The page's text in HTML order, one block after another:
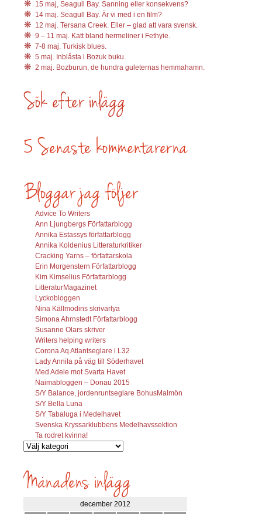
15 maj, Seagull Bay. Sanning eller konsekvens?
14 maj. Seagull Bay. Är vi med i en film?
12 maj. Tersana Creek. Eller – glad att vara svensk.
9 – 11 maj. Katt bland hermeliner i Fethyie.
7-8 maj. Turkisk blues.
5 maj. Inblåsta i Bozuk buku.
2 maj. Bozburun, de hundra guleternas hemmahamn.
Advice To Writers
Ann Ljungbergs Författarblogg
Annika Estassys författarblogg
Annika Koldenius Litteraturkritiker
Cracking Yarns – författarskola
Erin Morgenstern Författarblogg
Kim Kimselius Författarblogg
LitteraturMagazinet
Lyckobloggen
Nina Källmodins skrivarlya
Simona Ahrnstedt Författarblogg
Susanne Olars skriver
Writers helping writers
Corona Aq Atlantseglare i L32
Lady Annila på väg till Söderhavet
Med Adele mot Svarta Havet
Naimabloggen – Donau 2015
S/Y Balance, jordenruntseglare BohusMalmön
S/Y Bella Luna
S/Y Tabaluga i Medelhavet
Svenska Kryssarklubbens Medelhavssektion
Ta rodret kvinna!
Vilka
söks?
december 2012